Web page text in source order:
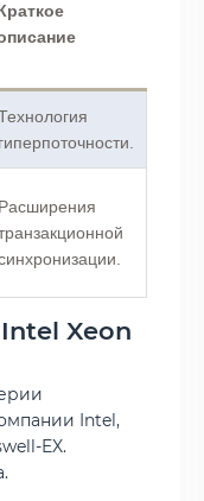
гиперпоточности.
Расширения
Xeon
Intel,
EX.